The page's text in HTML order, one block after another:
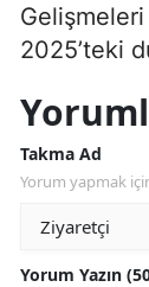
2025’teki
Takma Ad
Yorum yapmak
Yorum Yazın